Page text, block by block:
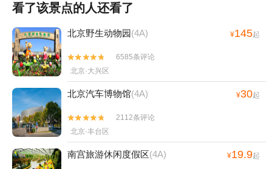
看了该景点的人还看了
北京野生动物园(4A) ¥145起


6585条评论
北京·大兴区
北京汽车博物馆(4A) ¥30起


2112条评论
北京·丰台区
南宫旅游休闲度假区(4A) ¥19.9起